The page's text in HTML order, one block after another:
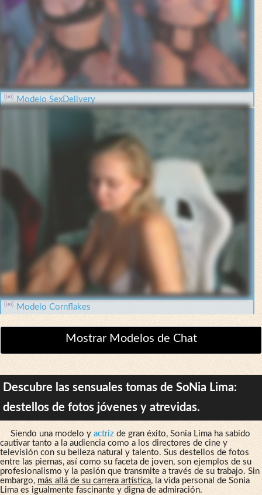
Modelo SexDelivery
Modelo Cornflakes
Mostrar Modelos de Chat
Descubre las sensuales tomas de SoNia Lima:
destellos de fotos jóvenes y atrevidas.
Siendo una modelo y actrizde gran éxito, Sonia Lima ha sabido
cautivar tanto a la audiencia como a los directores de cine y
televisión con su belleza natural y talento. Sus destellos de fotos
entre las piernas, así como su faceta de joven, son ejemplos de su
profesionalismo y la pasión que transmite a través de su trabajo. Sin
embargo, más allá de su carrera artística, la vida personal de Sonia
Lima es igualmente fascinante y digna de admiración.